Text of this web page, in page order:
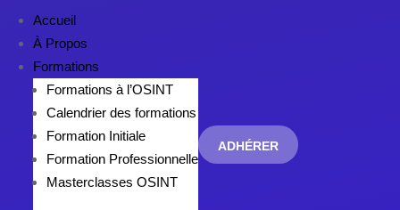
Accueil
À Propos
Formations
Formations à l’OSINT
Calendrier des formations
Formation Initiale
Formation Professionnelle
Masterclasses OSINT
ADHÉRER